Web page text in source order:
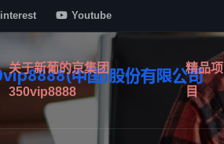
Youtube
关于新葡的京集团
350vip8888
精品项
目